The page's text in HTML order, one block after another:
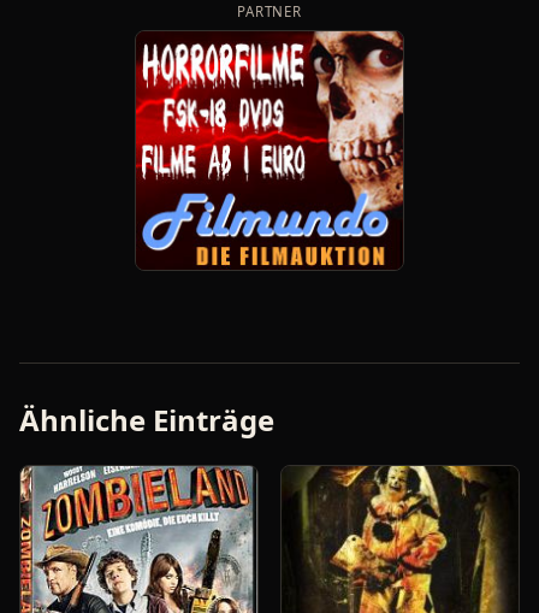
PARTNER
Ähnliche Einträge